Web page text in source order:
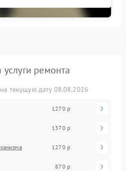
ремонта
текущую дату 08.08.2026
1270 р
1370 р
1270 р
870 р